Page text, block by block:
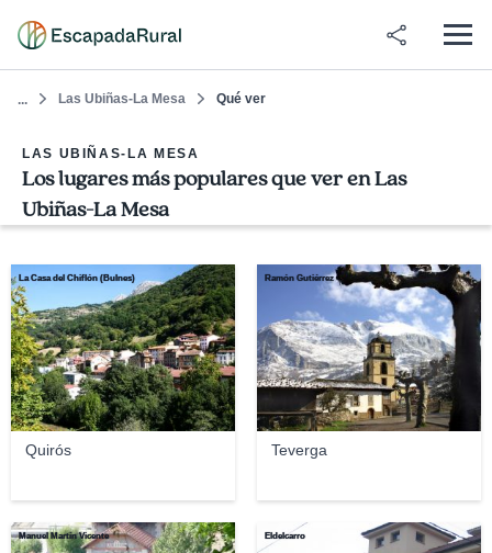
... Las Ubiñas-La Mesa Qué ver
LAS UBIÑAS-LA MESA
Los lugares más populares que ver en Las
Ubiñas-La Mesa
Quirós
La Casa del Chiflón (Bulnes)
Teverga
Ramón Gutiérrez
Manuel Martín Vicente Eldelcarro